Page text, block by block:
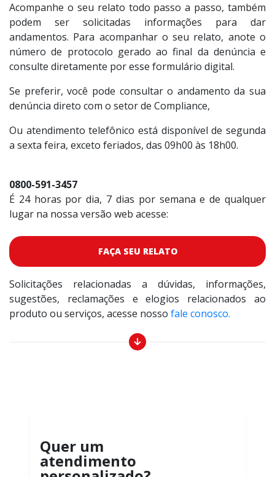
Acompanhe o seu relato todo passo a passo, também
podem ser solicitadas informações para dar
andamentos. Para acompanhar o seu relato, anote o
número de protocolo gerado ao final da denúncia e
consulte diretamente por esse formulário digital.
Se preferir, você pode consultar o andamento da sua
denúncia direto com o setor de Compliance,
Ou atendimento telefônico está disponível de segunda
a sexta feira, exceto feriados, das 09h00 às 18h00.
0800-591-3457
É 24 horas por dia, 7 dias por semana e de qualquer
lugar na nossa versão web acesse:
FAÇA SEU RELATO
Solicitações relacionadas a dúvidas, informações,
sugestões, reclamações e elogios relacionados ao
produto ou serviços, acesse nosso fale conosco.
Quer um
atendimento